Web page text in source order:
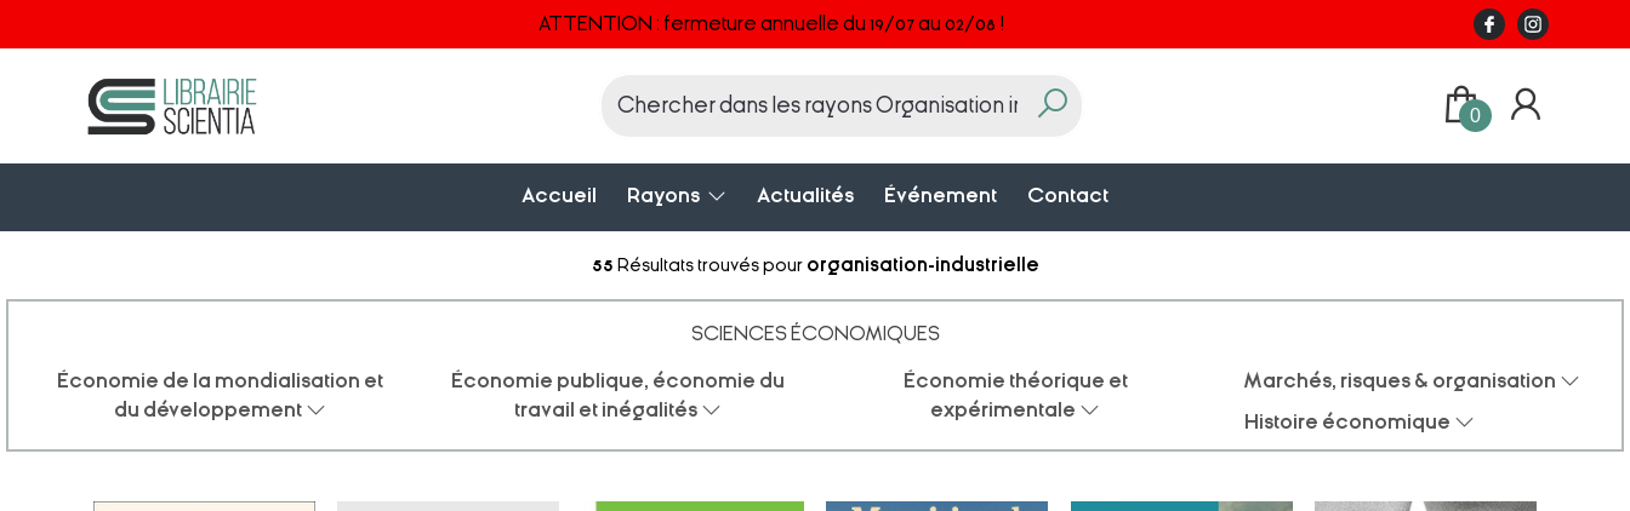
ATTENTION : fermeture annuelle du 19/07 au 02/08 !
0
Accueil Rayons Actualités Événement Contact
55 Résultats trouvés pour organisation-industrielle
SCIENCES ÉCONOMIQUES
Économie de la mondialisation et
du développement
Économie publique, économie du
travail et inégalités
Économie théorique et
expérimentale
Marchés, risques & organisation
Histoire économique